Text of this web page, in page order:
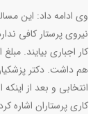
وی ادامه داد: این
نیروی پرستار کافی
کار اجباری بیایند.
هم داشت. دکتر
انتخابی و بعد از
کاری پرستاران اشاره